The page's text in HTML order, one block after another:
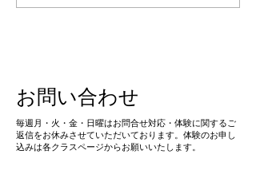
お問い合わせ
​毎週月・火・金・日曜はお問合せ対応・体験に関するご
返信をお休みさせていただいております。体験のお申し
込みは各クラスページからお願いいたします。